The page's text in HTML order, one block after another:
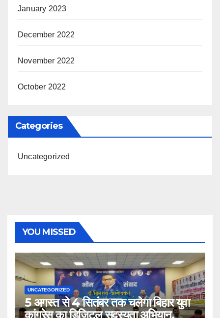
January 2023
December 2022
November 2022
October 2022
Categories
Uncategorized
YOU MISSED
UNCATEGORIZED
5 अगस्त से 4 सितंबर तक चलेगा बिहार युवा
कांग्रेस का डिजिटल सदस्यता अभियान,